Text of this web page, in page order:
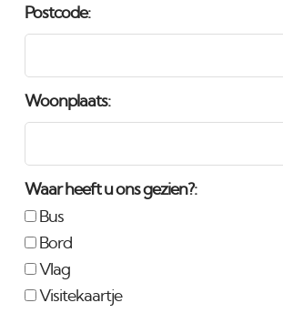
Postcode:
Woonplaats:
Waar heeft u ons gezien?:
Bus
Bord
Vlag
Visitekaartje